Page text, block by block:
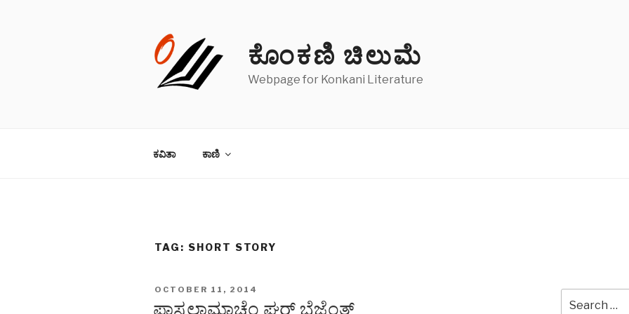
ಕೊಂಕಣಿ ಚಿಲುಮೆ
Webpage for Konkani Literature
ಕವಿತಾ ಕಾಣಿ
TAG: SHORT STORY
POSTED
OCTOBER 11, 2014
ಪಾಸ್ಕಲಾಮಾಚೆಂ ಘರ್ ಬೆಜ್ಮೆಂತ್
for: